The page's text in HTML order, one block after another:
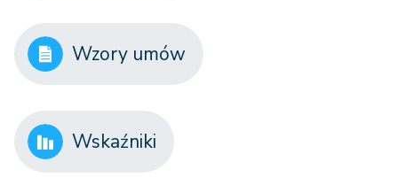
Wzory umów
Wskaźniki